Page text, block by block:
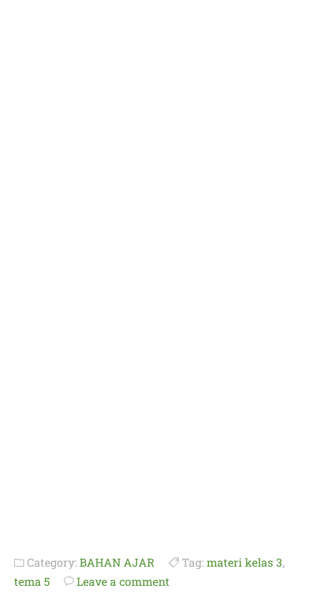
Category:BAHAN AJAR Tag:materi kelas 3,
tema 5
Leave a comment